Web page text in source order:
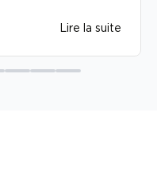
Lire la suite